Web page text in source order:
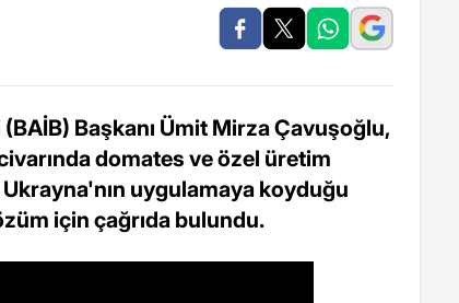
Başkanı Ümit Mirza Çavuşoğlu,
domates ve özel üretim
Ukrayna'nın uygulamaya koyduğu
için çağrıda bulundu.